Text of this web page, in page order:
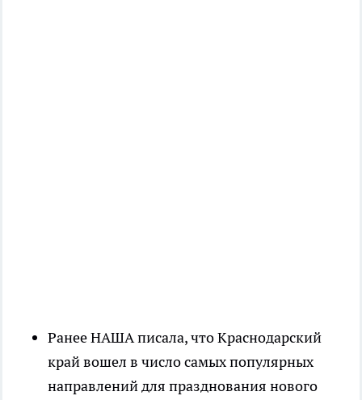
Ранее НАША писала, что Краснодарский
край вошел в число самых популярных
направлений для празднования нового